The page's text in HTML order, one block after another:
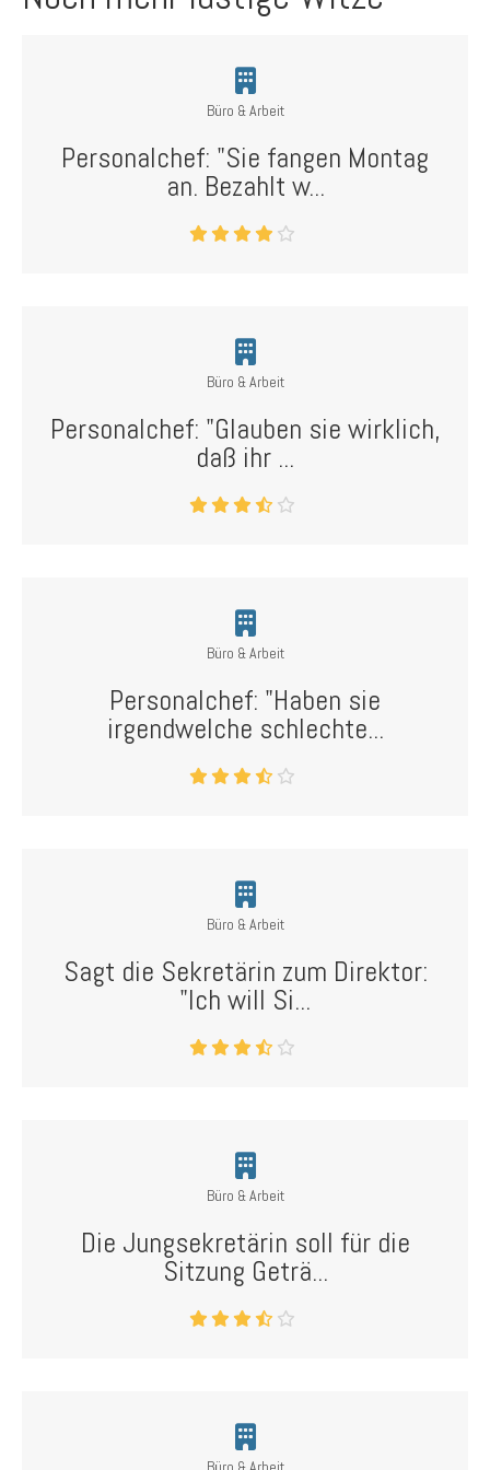
Büro & Arbeit
Personalchef: "Sie fangen Montag
an. Bezahlt w...
Büro & Arbeit
Personalchef: "Glauben sie wirklich,
daß ihr ...
Büro & Arbeit
Personalchef: "Haben sie
irgendwelche schlechte...
Büro & Arbeit
Sagt die Sekretärin zum Direktor:
"Ich will Si...
Büro & Arbeit
Die Jungsekretärin soll für die
Sitzung Geträ...